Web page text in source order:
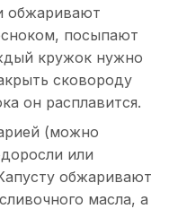
обжаривают
посыпают
кружок нужно
сковороду
он расплавится.
(можно
или
обжаривают
масла, а